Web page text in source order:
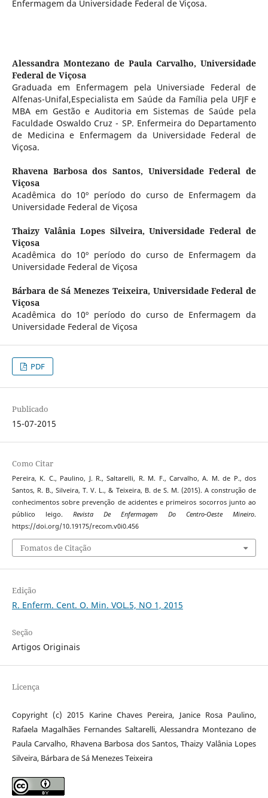
Enfermagem da Universidade Federal de Viçosa.
Alessandra Montezano de Paula Carvalho,Universidade
Federal de Viçosa
Graduada em Enfermagem pela Universiade Federal de
Alfenas-Unifal,Especialista em Saúde da Família pela UFJF e
MBA em Gestão e Auditoria em Sistemas de Saúde pela
Faculdade Oswaldo Cruz - SP. Enfermeira do Departamento
de Medicina e Enfermagem da Universidade Federal de
Viçosa.
Rhavena Barbosa dos Santos, Universidade Federal de
Viçosa
Acadêmica do 10º período do curso de Enfermagem da
Universidade Federal de Viçosa
Thaizy Valânia Lopes Silveira,Universidade Federal de
Viçosa
Acadêmica do 10º período do curso de Enfermagem da
Universidade Federal de Viçosa
Bárbara de Sá Menezes Teixeira, Universidade Federal de
Viçosa
Acadêmica do 10º período do curso de Enfermagem da
Universidade Federal de Viçosa
PDF
Publicado
15-07-2015
Como Citar
Pereira, K. C., Paulino, J. R., Saltarelli, R. M. F., Carvalho, A. M. de P., dos
Santos, R. B., Silveira, T. V. L., & Teixeira, B. de S. M. (2015). A construção de
conhecimentos sobre prevenção de acidentes e primeiros socorros junto ao
público leigo. Revista De Enfermagem Do Centro-Oeste Mineiro.
https://doi.org/10.19175/recom.v0i0.456
Fomatos de Citação
Edição
R. Enferm. Cent. O. Min. VOL.5, NO 1, 2015
Seção
Artigos Originais
Licença
Copyright (c) 2015 Karine Chaves Pereira, Janice Rosa Paulino,
Rafaela Magalhães Fernandes Saltarelli, Alessandra Montezano de
Paula Carvalho, Rhavena Barbosa dos Santos, Thaizy Valânia Lopes
Silveira, Bárbara de Sá Menezes Teixeira